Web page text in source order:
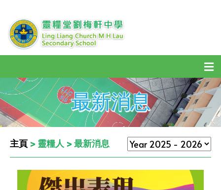
最新消息
主頁 > 靈糧人 > 最新消息